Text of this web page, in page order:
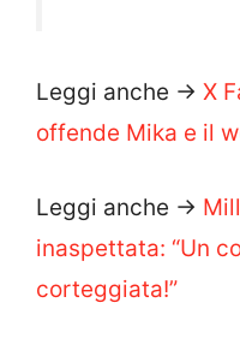
Leggi anche -> X
offende Mika e il
Leggi anche ->
inaspettata: “Un
corteggiata!”